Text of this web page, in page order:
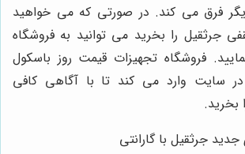
فرق می کند. در صورتی که می خواهید
جرثقیل را بخرید می توانید به فروشگاه
فروشگاه تجهیزات قیمت روز باسکول
سایت وارد می کند تا با آگاهی کافی
بخرید.
جرثقیل با گارانتی